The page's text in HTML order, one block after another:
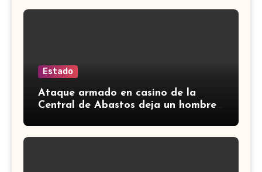
Estado
Ataque armado en casino de la
Central de Abastos deja un hombre